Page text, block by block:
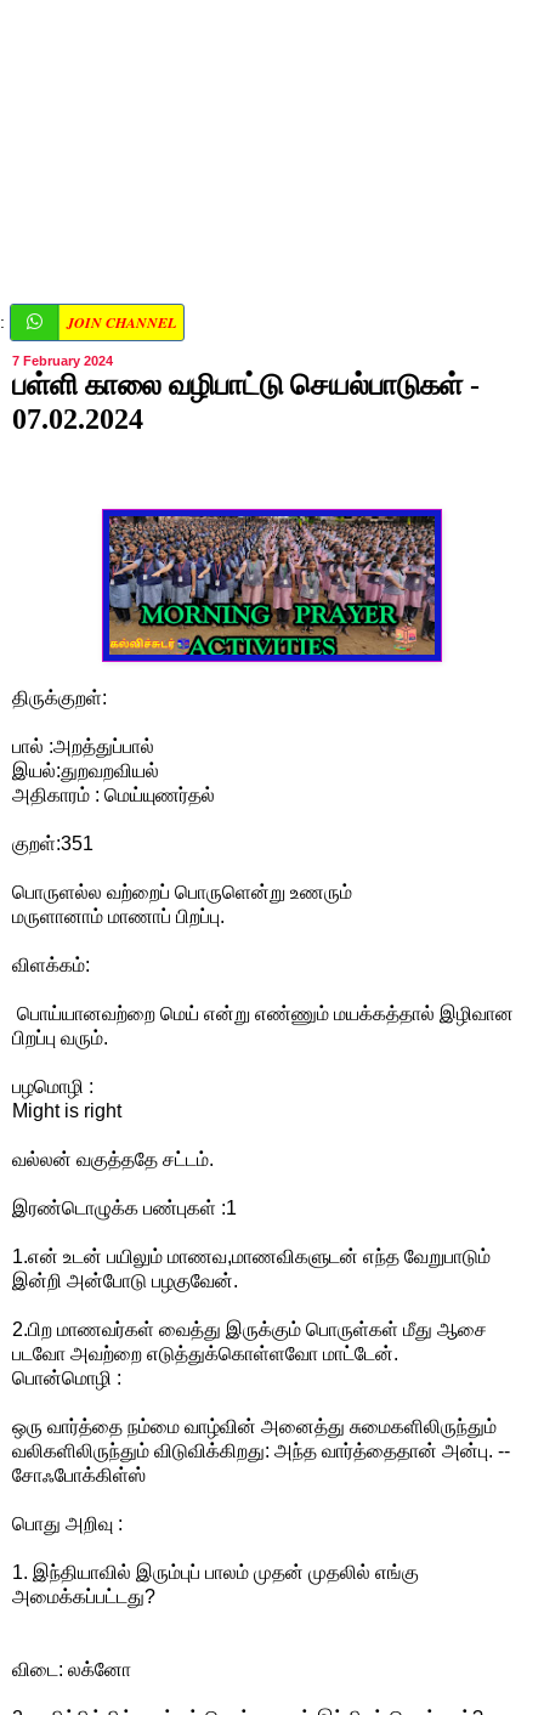
: JOIN CHANNEL
7 February 2024
பள்ளி காலை வழிபாட்டு செயல்பாடுகள் -
07.02.2024
திருக்குறள்:
பால் :அறத்துப்பால்
இயல்:துறவறவியல்
அதிகாரம் : மெய்யுணர்தல்
குறள்:351
பொருளல்ல வற்றைப் பொருளென்று உணரும்
மருளானாம் மாணாப் பிறப்பு.
விளக்கம்:
பொய்யானவற்றை மெய் என்று எண்ணும் மயக்கத்தால் இழிவான
பிறப்பு வரும்.
பழமொழி :
Might is right
வல்லன் வகுத்ததே சட்டம்.
இரண்டொழுக்க பண்புகள் :1
1.என் உடன் பயிலும் மாணவ,மாணவிகளுடன் எந்த வேறுபாடும்
இன்றி அன்போடு பழகுவேன்.
2.பிற மாணவர்கள் வைத்து இருக்கும் பொருள்கள் மீது ஆசை
படவோ அவற்றை எடுத்துக்கொள்ளவோ மாட்டேன்.
பொன்மொழி :
ஒரு வார்த்தை நம்மை வாழ்வின் அனைத்து சுமைகளிலிருந்தும்
வலிகளிலிருந்தும் விடுவிக்கிறது: அந்த வார்த்தைதான் அன்பு. --
சோஃபோக்கிள்ஸ்
பொது அறிவு :
1. இந்தியாவில் இரும்புப் பாலம் முதன் முதலில் எங்கு
அமைக்கப்பட்டது?
விடை: லக்னோ